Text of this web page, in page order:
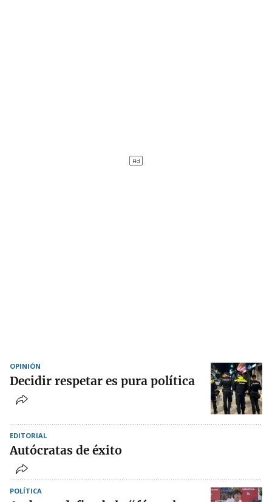
OPINIÓN
Decidir respetar es pura política
EDITORIAL
Autócratas de éxito
POLÍTICA